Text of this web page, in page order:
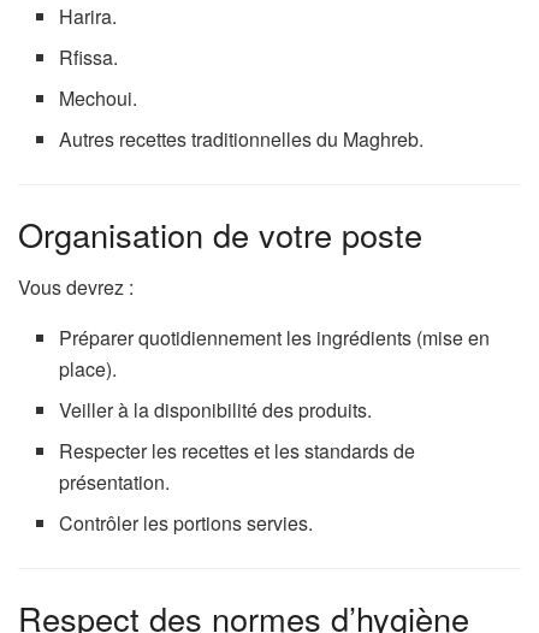
Harira.
Rfissa.
Mechoui.
Autres recettes traditionnelles du Maghreb.
Organisation de votre poste
Vous devrez :
Préparer quotidiennement les ingrédients (mise en
place).
Veiller à la disponibilité des produits.
Respecter les recettes et les standards de
présentation.
Contrôler les portions servies.
Respect des normes d’hygiène